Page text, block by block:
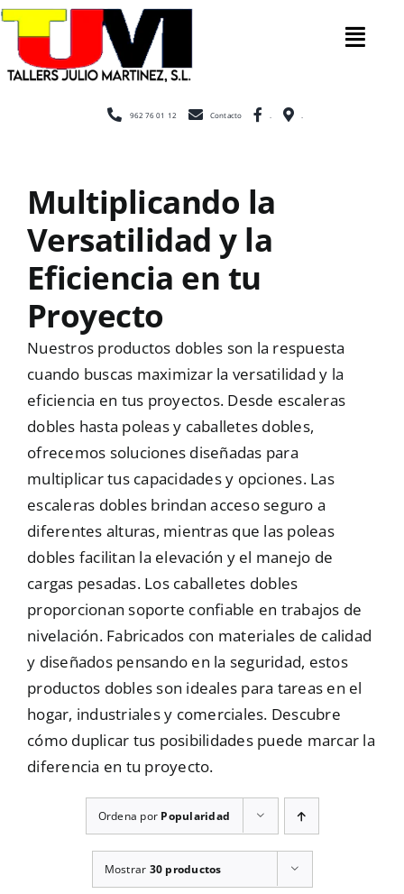
Saltar
contenido
Inicio
Construcción
Cerramientos
Escaleras
Mallas
Noticias
Contacto
962 76 01 12 Contacto
Multiplicando la
Versatilidad y la
Eficiencia en tu
Proyecto
Nuestros productos dobles son la respuesta
cuando buscas maximizar la versatilidad y la
eficiencia en tus proyectos. Desde escaleras
dobles hasta poleas y caballetes dobles,
ofrecemos soluciones diseñadas para
multiplicar tus capacidades y opciones. Las
escaleras dobles brindan acceso seguro a
diferentes alturas, mientras que las poleas
dobles facilitan la elevación y el manejo de
cargas pesadas. Los caballetes dobles
proporcionan soporte confiable en trabajos de
nivelación. Fabricados con materiales de calidad
y diseñados pensando en la seguridad, estos
productos dobles son ideales para tareas en el
hogar, industriales y comerciales. Descubre
cómo duplicar tus posibilidades puede marcar la
diferencia en tu proyecto.
Ordena por Popularidad
Mostrar 30 productos